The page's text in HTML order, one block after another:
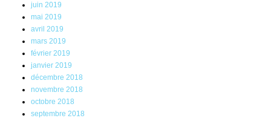
juin 2019
mai 2019
avril 2019
mars 2019
février 2019
janvier 2019
décembre 2018
novembre 2018
octobre 2018
septembre 2018